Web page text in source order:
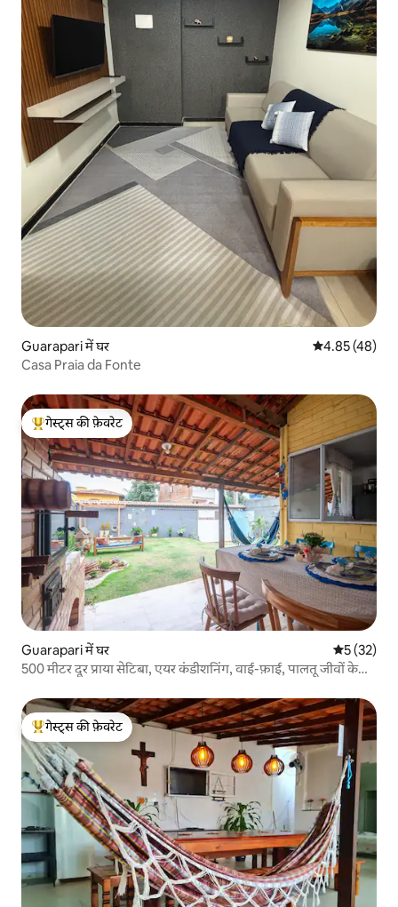
Guarapari में घर औसत रेटिंग 5 में
4.85 (48)
Casa Praia da Fonte
गेस्ट्स का टॉप फ़ेवरेट
गेस्ट्स की फ़ेवरेट
Guarapari में घर औसत रेटिंग
5 (32)
500 मीटर दूर प्राया सेटिबा, एयर कंडीशनिंग, वाई-फ़ाई, पालतू जीवों के
गेस्ट्स का टॉप फ़ेवरेट
गेस्ट्स की फ़ेवरेट